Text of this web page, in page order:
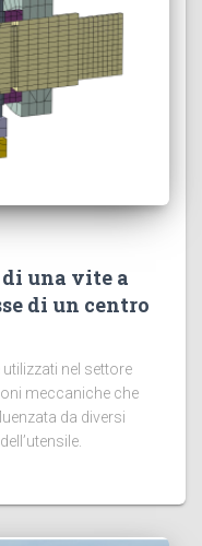
una vite a
di un centro
nel settore
meccaniche che
da diversi